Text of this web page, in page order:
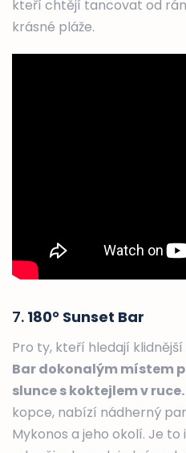
kteří chtějí tancovat od
krásné pláže.
7. 180° Sunset Bar
Pro ty, kteří hledají klidnější
Bar dokonalým místem
slunce s koktejlem v ruce.
kopce, nabízí nádherný
Mykonos a jeho okolí. Je